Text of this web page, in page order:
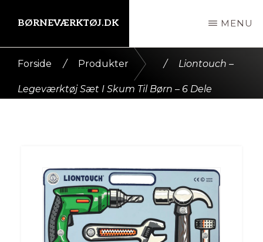
indhold
BØRNEVÆRKTØJ.DK MENU
Forside / Produkter / Liontouch –
Legeværktøj Sæt I Skum Til Børn – 6 Dele